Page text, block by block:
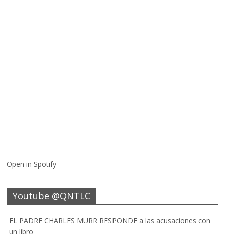
Open in Spotify
Youtube @QNTLC
EL PADRE CHARLES MURR RESPONDE a las acusaciones con
un libro